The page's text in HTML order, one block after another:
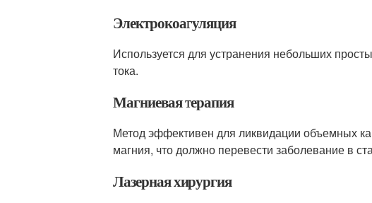
Электрокоагуляция
Используется для устранения небольших
тока.
Магниевая терапия
Метод эффективен для ликвидации объемных
магния, что должно перевести заболевание в
Лазерная хирургия